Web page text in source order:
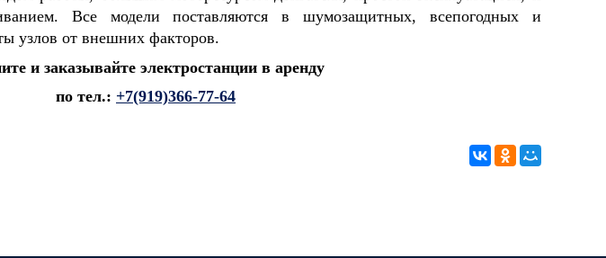
Все модели поставляются в шумозащитных, всепогодных и
узлов от внешних факторов.
и заказывайте электростанции в аренду
по тел.: +7(919)366-77-64